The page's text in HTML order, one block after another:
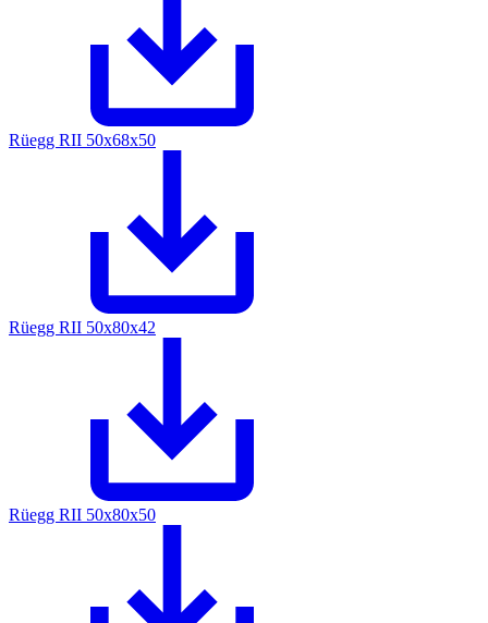
Rüegg RII 50x68x50
Rüegg RII 50x80x42
Rüegg RII 50x80x50